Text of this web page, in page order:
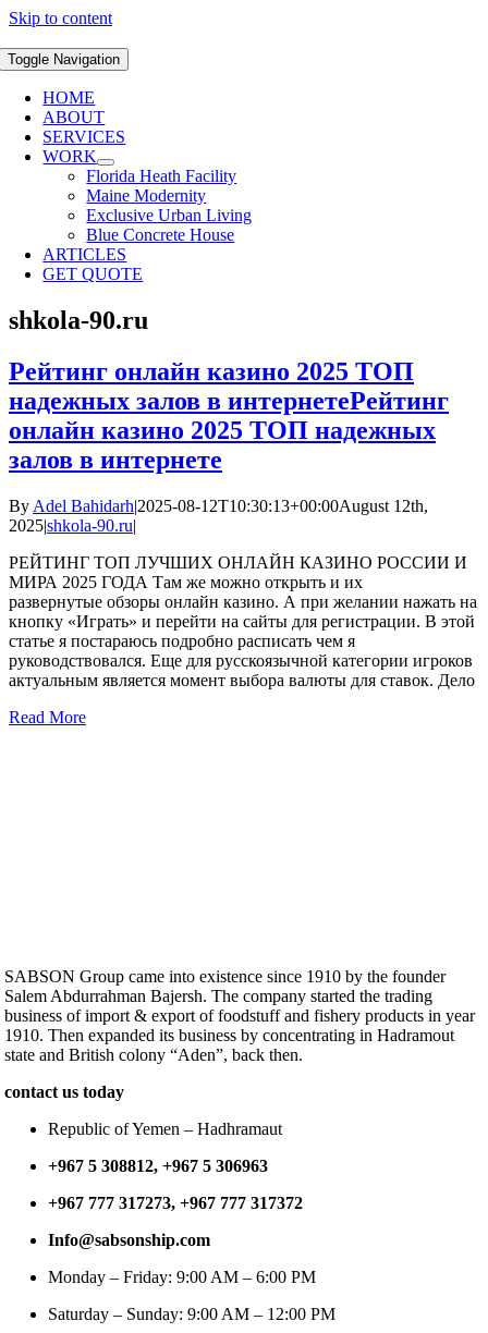
Skip to content
Toggle Navigation
HOME
ABOUT
SERVICES
WORK
Florida Heath Facility
Maine Modernity
Exclusive Urban Living
Blue Concrete House
ARTICLES
GET QUOTE
shkola-90.ru
Рейтинг онлайн казино 2025 ТОП
надежных залов в интернетеРейтинг
онлайн казино 2025 ТОП надежных
залов в интернете
By Adel Bahidarh|2025-08-12T10:30:13+00:00August 12th,
2025|shkola-90.ru|
РЕЙТИНГ ТОП ЛУЧШИХ ОНЛАЙН КАЗИНО РОССИИ И
МИРА 2025 ГОДА Там же можно открыть и их
развернутые обзоры онлайн казино. А при желании нажать на
кнопку «Играть» и перейти на сайты для регистрации. В этой
статье я постараюсь подробно расписать чем я
руководствовался. Еще для русскоязычной категории игроков
актуальным является момент выбора валюты для ставок. Дело
Read More
SABSON Group came into existence since 1910 by the founder
Salem Abdurrahman Bajersh. The company started the trading
business of import & export of foodstuff and fishery products in year
1910. Then expanded its business by concentrating in Hadramout
state and British colony “Aden”, back then.
contact us today
Republic of Yemen – Hadhramaut
+967 5 308812, +967 5 306963
+967 777 317273, +967 777 317372
Info@sabsonship.com
Monday – Friday: 9:00 AM – 6:00 PM
Saturday – Sunday: 9:00 AM – 12:00 PM